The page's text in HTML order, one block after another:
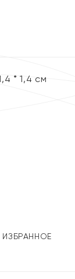
* 1,4 см
ИЗБРАННОЕ